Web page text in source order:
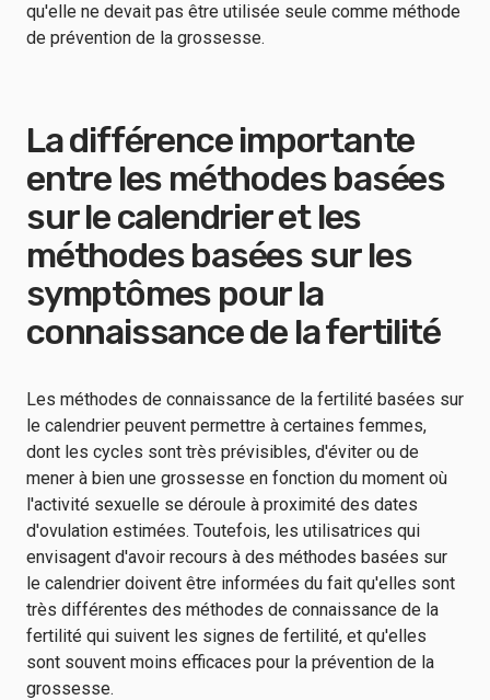
qu'elle ne devait pas être utilisée seule comme méthode
de prévention de la grossesse.
La différence importante
entre les méthodes basées
sur le calendrier et les
méthodes basées sur les
symptômes pour la
connaissance de la fertilité
Les méthodes de connaissance de la fertilité basées sur
le calendrier peuvent permettre à certaines femmes,
dont les cycles sont très prévisibles, d'éviter ou de
mener à bien une grossesse en fonction du moment où
l'activité sexuelle se déroule à proximité des dates
d'ovulation estimées. Toutefois, les utilisatrices qui
envisagent d'avoir recours à des méthodes basées sur
le calendrier doivent être informées du fait qu'elles sont
très différentes des méthodes de connaissance de la
fertilité qui suivent les signes de fertilité, et qu'elles
sont souvent moins efficaces pour la prévention de la
grossesse.